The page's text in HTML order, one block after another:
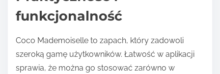
funkcjonalność
Coco Mademoiselle to zapach, który zadowoli
szeroką gamę użytkowników. Łatwość w aplikacji
sprawia, że można go stosować zarówno w